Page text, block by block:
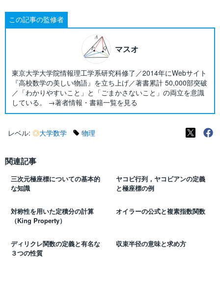
この記事の監修者
マスオ
東京大学大学院情報理工学系研究科修了／2014年にWebサイト
『高校数学の美しい物語』を立ち上げ／著書累計 50,000部突破
／「わかりやすいこと」と「ごまかさないこと」の両立を意識
している。 →著者情報・書籍一覧を見る
レベル: ◎大学数学 物理
関連記事
三次元極座標についての基本的
な知識
ヤコビ行列，ヤコビアンの定義
と極座標の例
対称性を用いた定積分の計算
（King Property）
オイラーの公式と複素指数関数
ディリクレ関数の定義と有名な
３つの性質
収束半径の意味と求め方